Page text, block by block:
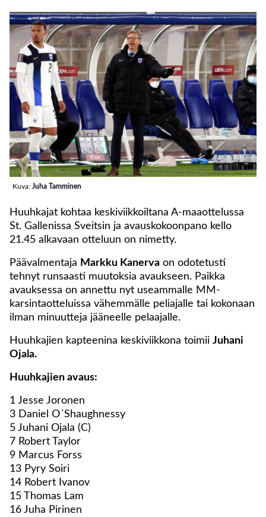
Kuva: Juha Tamminen
Huuhkajat kohtaa keskiviikkoiltana A-maaottelussa
St. Gallenissa Sveitsin ja avauskokoonpano kello
21.45 alkavaan otteluun on nimetty.
Päävalmentaja Markku Kanerva on odotetusti
tehnyt runsaasti muutoksia avaukseen. Paikka
avauksessa on annettu nyt useammalle MM-
karsintaotteluissa vähemmälle peliajalle tai kokonaan
ilman minuutteja jääneelle pelaajalle.
Huuhkajien kapteenina keskiviikkona toimii Juhani
Ojala.
Huuhkajien avaus:
1 Jesse Joronen
3 Daniel O´Shaughnessy
5 Juhani Ojala (C)
7 Robert Taylor
9 Marcus Forss
13 Pyry Soiri
14 Robert Ivanov
15 Thomas Lam
16 Juha Pirinen